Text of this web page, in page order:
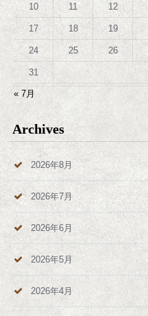
10 11 12
17 18 19
24 25 26
31
« 7月
Archives
2026年8月
2026年7月
2026年6月
2026年5月
2026年4月